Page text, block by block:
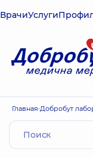
ВрачиУслуги
Главная Добробут